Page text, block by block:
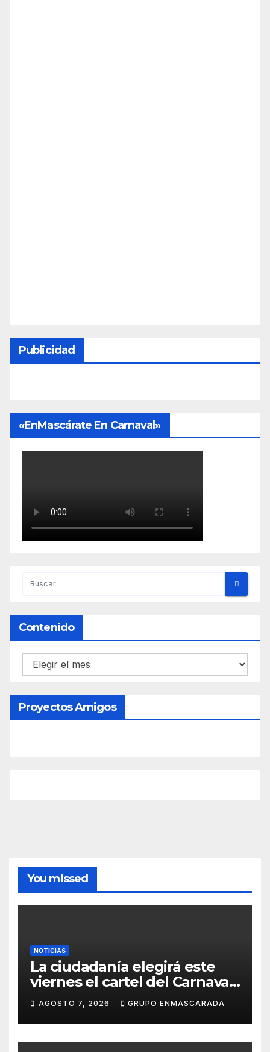
Publicidad
«EnMascárate En Carnaval»
Contenido
Contenido
Proyectos Amigos
You missed
NOTICIAS
La ciudadanía elegirá este
viernes el cartel del Carnaval
de Las Palmas de Gran
Canaria 2027 en una gala
retransmitida por Televisión
Canaria
AGOSTO 7, 2026 GRUPO ENMASCARADA